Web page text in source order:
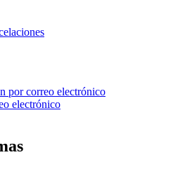
por correo electrónico
electrónico